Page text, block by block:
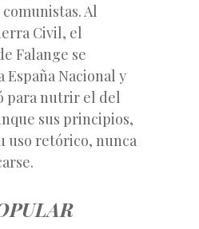
Al
Civil, el
Falange se
Nacional y
para nutrir el del
sus principios,
uso retórico, nunca